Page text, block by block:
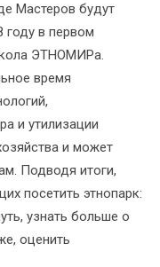
Мастеров будут
году в первом
ЭТНОМИРа.
время
и утилизации
и может
Подводя итоги,
посетить этнопарк:
узнать больше о
оценить